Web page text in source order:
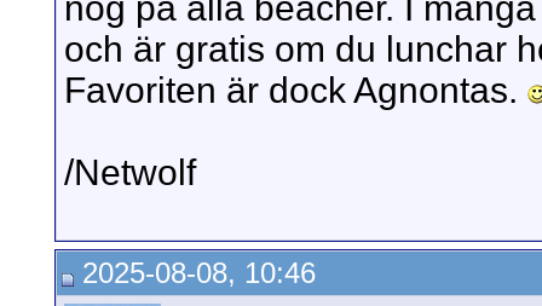
nog på alla beacher. I
och är gratis om du lunchar
Favoriten är dock Agnontas.
/Netwolf
2025-08-08, 10:46